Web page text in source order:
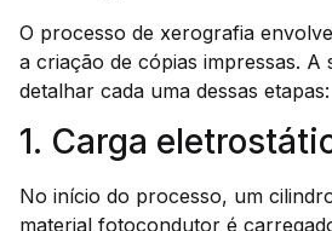
O processo de xerografia
a criação de cópias impressas. A
detalhar cada uma dessas etapas:
1. Carga
No início do processo, um
material fotocondutor é